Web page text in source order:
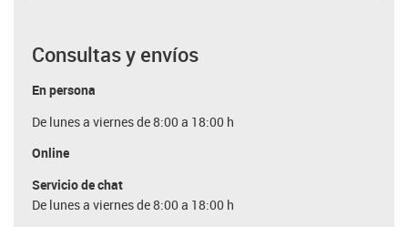
Consultas y envíos
En persona
De lunes a viernes de 8:00 a 18:00 h
Online
Servicio de chat
De lunes a viernes de 8:00 a 18:00 h